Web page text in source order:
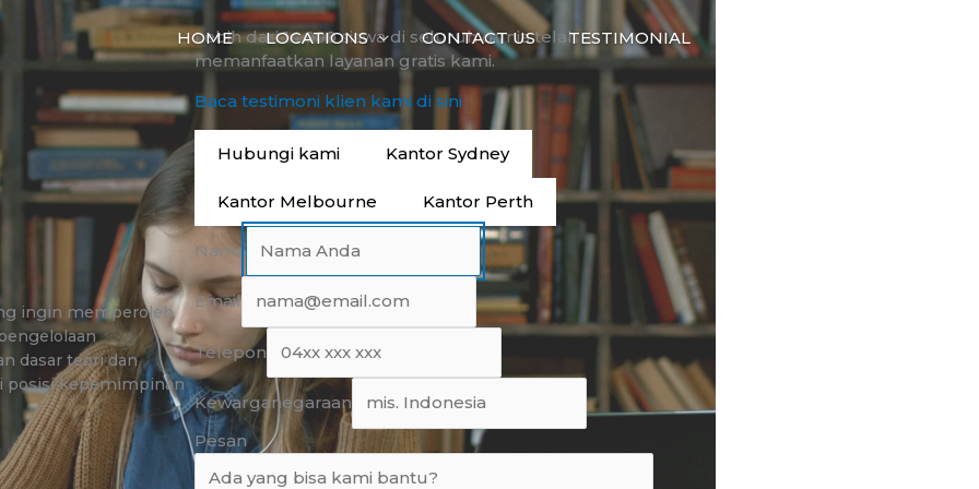
HOME LOCATIONS CONTACT US TESTIMONIAL
ingin memperoleh
dasar teori dan
posisi kepemimpinan
Lebih dari 14.000 siswa di seluruh dunia telah
memanfaatkan layanan gratis kami.
Baca testimoni klien kami di sini
Hubungi kami Kantor Sydney
Kantor Melbourne Kantor Perth
Nama
Email
Telepon
Kewarganegaraan
Pesan